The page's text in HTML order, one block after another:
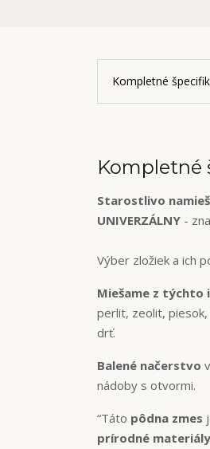
Kompletné
Kompletné
Starostlivo
UNIVERZÁLNY -
Výber zložiek a ich
Miešame z týchto
perlit, zeolit, piesok,
drť.
Balené načerstvo
nádoby s otvormi.
“Táto pôdna zmes
prírodné materiály